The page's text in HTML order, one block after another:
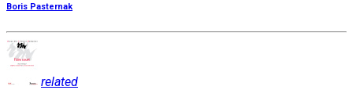
Boris Pasternak
related